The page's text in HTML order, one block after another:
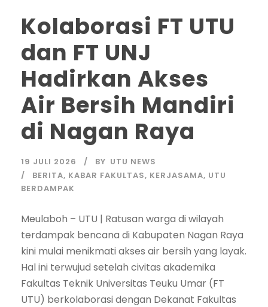
Kolaborasi FT UTU
dan FT UNJ
Hadirkan Akses
Air Bersih Mandiri
di Nagan Raya
19 JULI 2026 BY UTU NEWS
BERITA, KABAR FAKULTAS, KERJASAMA, UTU
BERDAMPAK
Meulaboh – UTU | Ratusan warga di wilayah
terdampak bencana di Kabupaten Nagan Raya
kini mulai menikmati akses air bersih yang layak.
Hal ini terwujud setelah civitas akademika
Fakultas Teknik Universitas Teuku Umar (FT
UTU) berkolaborasi dengan Dekanat Fakultas